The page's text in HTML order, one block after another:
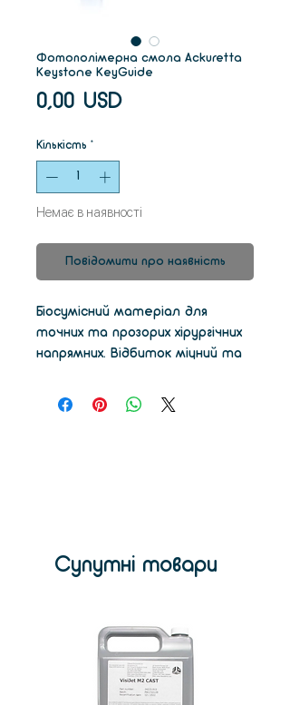
Фотополімерна смола Ackuretta
Keystone KeyGuide
0,00 USDЦіна
Кількість *
Немає в наявності
Повідомити про наявність
Біосумісний матеріал для
точних та прозорих хірургічних
напрямних. Відбиток міцний та
оптимального розміщення та
свердління під час операції.
Супутні товари